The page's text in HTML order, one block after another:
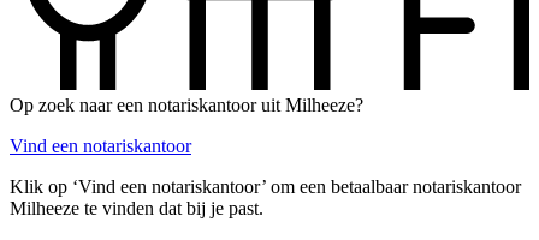
Op zoek naar een notariskantoor uit Milheeze?
Vind een notariskantoor
Klik op ‘Vind een notariskantoor’ om een betaalbaar notariskantoor
Milheeze te vinden dat bij je past.